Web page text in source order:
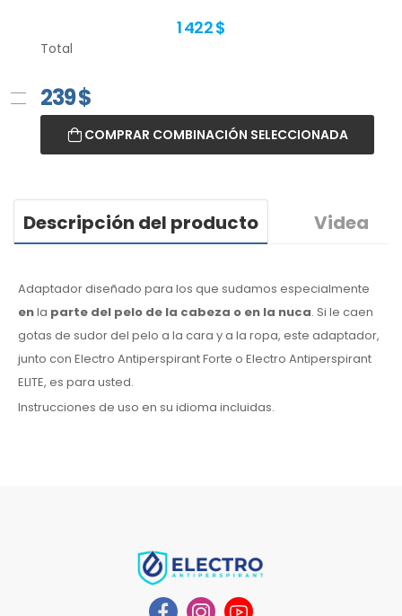
1 422 $
Total
239$
COMPRAR COMBINACIÓN SELECCIONADA
Descripción del producto Videa
Adaptador diseñado para los que sudamos especialmente
enla parte del pelo de la cabeza o en la nuca. Si le caen
gotas de sudordel pelo a la cara y a la ropa, este adaptador,
junto con Electro Antiperspirant Forte o Electro Antiperspirant
ELITE, es para usted.
Instrucciones de uso en su idioma incluidas.